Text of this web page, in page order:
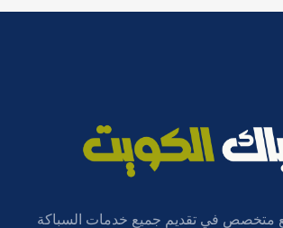
متخصص في تقديم جميع خدمات السباكة